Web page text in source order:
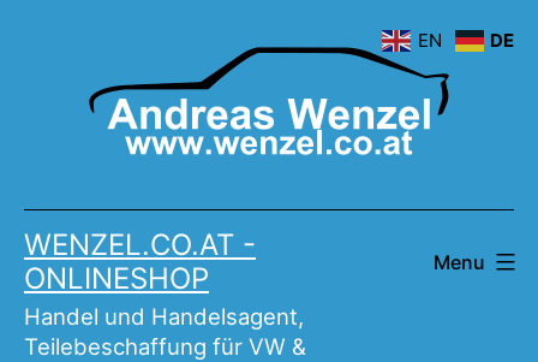
WENZEL.CO.AT -
ONLINESHOP
Handel und Handelsagent,
Teilebeschaffung für VW &
Menu
EN DE